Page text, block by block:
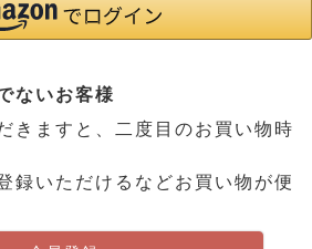
ないお客様
きますと、二度目のお買い物時
録いただけるなどお買い物が便